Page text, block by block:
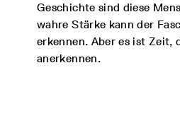
Geschichte sind diese
wahre Stärke kann der
erkennen. Aber es ist Zeit,
anerkennen.